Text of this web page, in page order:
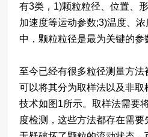
有3类，1)颗粒粒径、位置、
加速度等运动参数;3)温度、
中，颗粒粒径是最为关键的参
至今已经有很多粒径测量方法
可以将其分为取样法以及非取
技术如图1所示。取样法需要
度检测，这些方法都存在需